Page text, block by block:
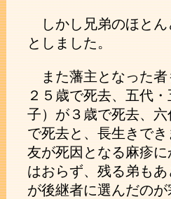
しかし兄弟のほと
としました。
また藩主となった
２５歳で死去、五代
子）が３歳で死去、
で死去と、長生きで
友が死因となる麻疹
はおらず、残る弟も
が後継者に選んだのが